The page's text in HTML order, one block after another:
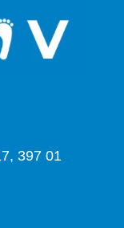
397 01